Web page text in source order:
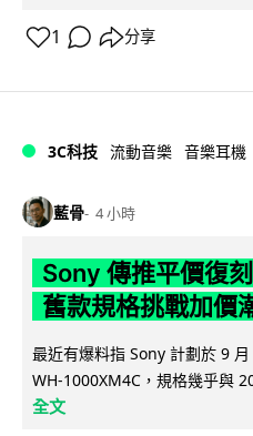
1 分享
3C科技 流動音樂 音樂耳機
藍骨 4 小時
Sony 傳推平價復
舊款規格挑戰加價
最近有爆料指 Sony 計劃於 9
WH-1000XM4C，規格幾乎與
全文